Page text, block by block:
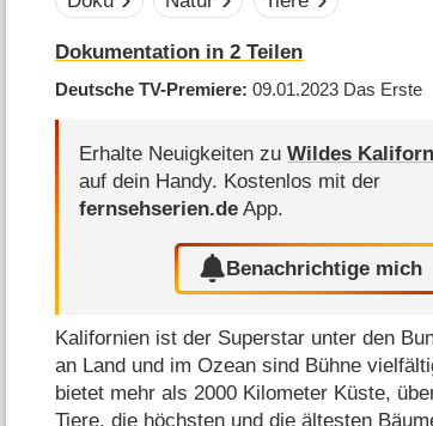
Dokumentation in 2 Teilen
Deutsche TV-Premiere 09.01.2023 Das Erste
Erhalte Neuigkeiten zuWildes
auf dein Handy. Kostenlos mit der
fernsehserien.de App.
Benachrichtige mich
Kalifornien ist der Superstar unter den
an Land und im Ozean sind Bühne
bietet mehr als 2000 Kilometer Küste,
Tiere, die höchsten und die ältesten